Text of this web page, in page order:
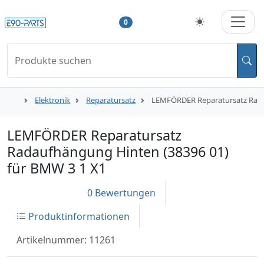
0
Produkte suchen
Elektronik Reparatursatz LEMFÖRDER Reparatursatz
LEMFÖRDER Reparatursatz
Radaufhängung Hinten (38396 01)
für BMW 3 1 X1
0 Bewertungen
Produktinformationen
Artikelnummer: 11261